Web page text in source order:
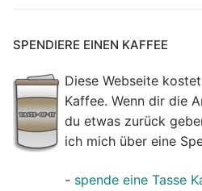
SPENDIERE EINEN KAFFEE
Diese Webseite
Kaffee. Wenn dir die
du etwas zurück
ich mich über eine
- spende eine Tasse